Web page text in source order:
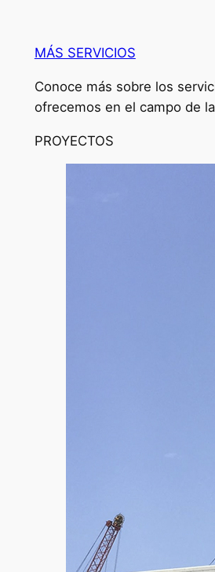
MÁS SERVICIOS
Conoce más sobre los
ofrecemos en el campo de
PROYECTOS